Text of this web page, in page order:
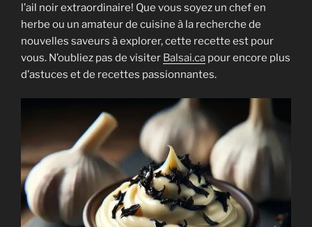
l’ail noir extraordinaire! Que vous soyez un chef en
herbe ou un amateur de cuisine à la recherche de
nouvelles saveurs à explorer, cette recette est pour
vous. N’oubliez pas de visiter Balsai.ca pour encore plus
d’astuces et de recettes passionnantes.